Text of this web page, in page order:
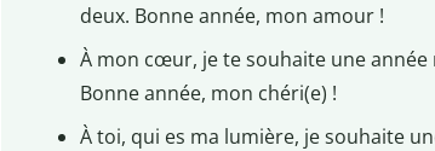
deux. Bonne année, mon amour !
À mon cœur, je te souhaite une
Bonne année, mon chéri(e) !
À toi, qui es ma lumière, je souhaite